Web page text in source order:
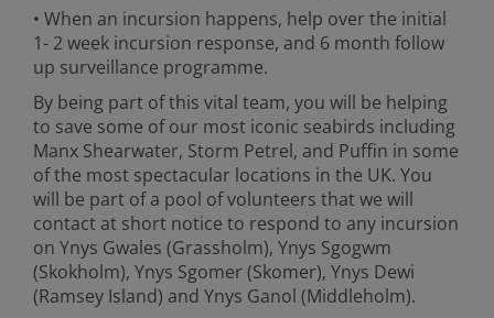
• When an incursion happens, help over the initial
1- 2 week incursion response, and 6 month follow
up surveillance programme.
By being part of this vital team, you will be helping
to save some of our most iconic seabirds including
Manx Shearwater, Storm Petrel, and Puffin in some
of the most spectacular locations in the UK. You
will be part of a pool of volunteers that we will
contact at short notice to respond to any incursion
on Ynys Gwales (Grassholm), Ynys Sgogwm
(Skokholm), Ynys Sgomer (Skomer), Ynys Dewi
(Ramsey Island) and Ynys Ganol (Middleholm).